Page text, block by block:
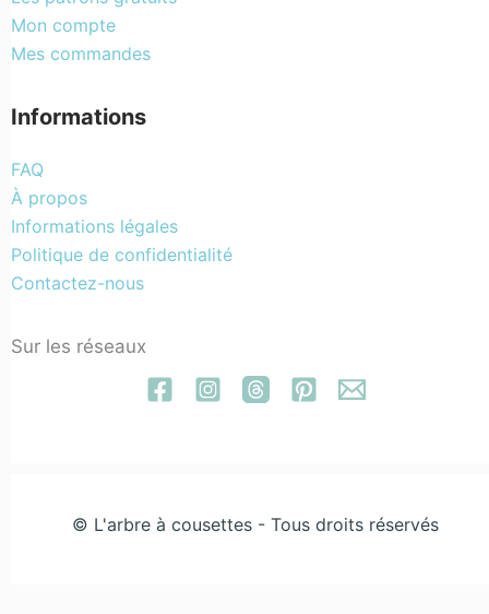
Mon compte
Mes commandes
Informations
FAQ
À propos
Informations légales
Politique de confidentialité
Contactez-nous
Sur les réseaux
© L'arbre à cousettes - Tous droits réservés